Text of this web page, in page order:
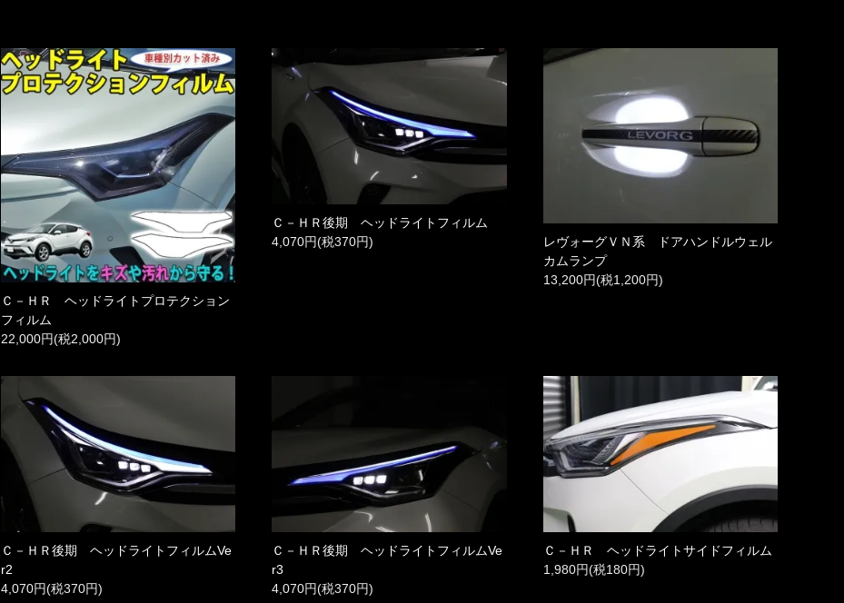
Ｃ－ＨＲ ヘッドライトプロテクション
フィルム
22,000円(税2,000円)
Ｃ－ＨＲ後期 ヘッドライトフィルム
4,070円(税370円)
レヴォーグＶＮ系 ドアハンドルウェル
カムランプ
13,200円(税1,200円)
Ｃ－ＨＲ後期 ヘッドライトフィルムVe
r2
4,070円(税370円)
Ｃ－ＨＲ後期 ヘッドライトフィルムVe
r3
4,070円(税370円)
Ｃ－ＨＲ ヘッドライトサイドフィルム
1,980円(税180円)